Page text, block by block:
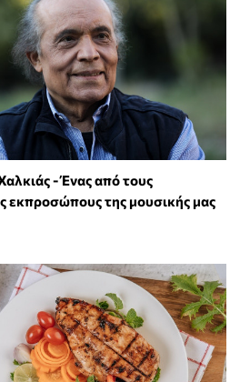
- Ένας από τους
εκπροσώπους της μουσικής μας